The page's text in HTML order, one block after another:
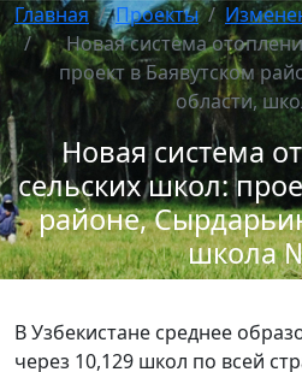
Главная Проекты
Новая система
проект в Баявутском
области,
Новая система
сельских школ:
районе,
школа
В Узбекистане среднее
через 10,129 школ по всей